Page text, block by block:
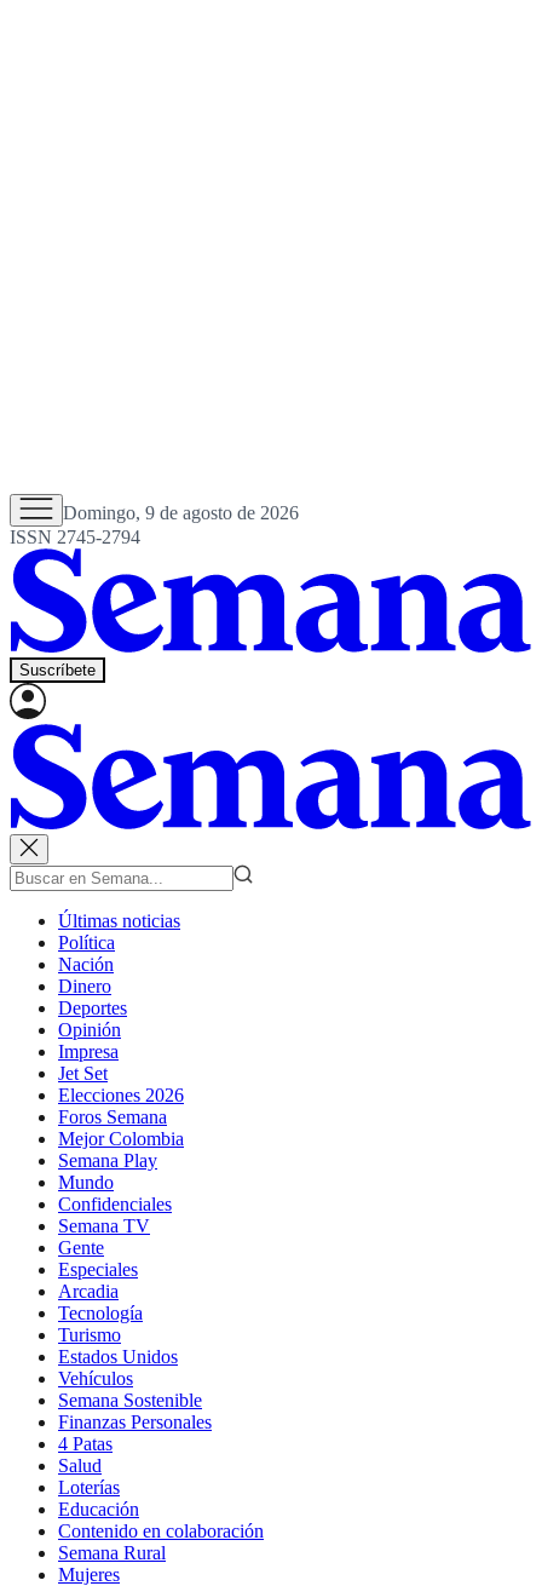
Domingo, 9 de agosto de 2026
ISSN 2745-2794
Suscríbete
Últimas noticias
Política
Nación
Dinero
Deportes
Opinión
Impresa
Jet Set
Elecciones 2026
Foros Semana
Mejor Colombia
Semana Play
Mundo
Confidenciales
Semana TV
Gente
Especiales
Arcadia
Tecnología
Turismo
Estados Unidos
Vehículos
Semana Sostenible
Finanzas Personales
4 Patas
Salud
Loterías
Educación
Contenido en colaboración
Semana Rural
Mujeres